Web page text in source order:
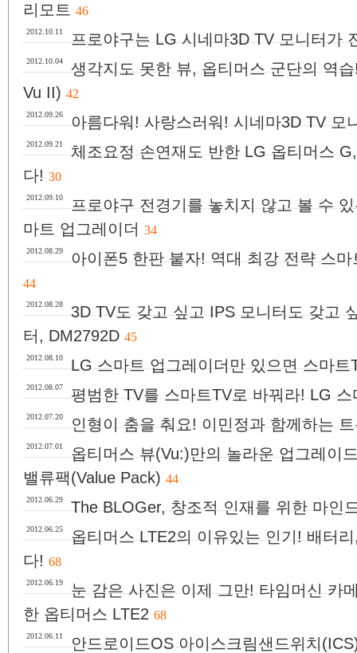
리모트 46
2012.10.11 프로야구는 LG 시네마3D TV 모니터가
2012.10.04
생각지도 못한 뷰, 옵티머스 군단의 역
Vu II) 42
2012.09.26 아름다워! 사랑스러워! 시네마3D TV 모
2012.09.21
체조요정 손연재도 반한 LG 옵티머스
다! 30
2012.09.10
프로야구 전경기를 놓치지 않고 볼 수
마트 업그레이더 34
2012.08.29 아이폰5 한판 붙자! 역대 최강 전략 스
44
2012.08.28
3D TV도 갖고 싶고 IPS 모니터도 갖고
터, DM2792D 45
2012.08.10 LG 스마트 업그레이더만 있으면 스마트
2012.08.07 평범한 TV를 스마트TV로 바꿔라! LG
2012.07.20 인형이 춤을 춰요! 이민정과 함께하는
2012.07.01
옵티머스 뷰(Vu:)만의 놀라운 업그레이
밸류팩(Value Pack) 44
2012.06.29 The BLOGer, 창조적 인재를 위한 마인
2012.06.25
옵티머스 LTE2의 이유있는 인기! 배터
다! 68
2012.06.19
눈 감은 사진은 이제 그만! 타임머신 카
한 옵티머스 LTE2 68
2012.06.11
안드로이드OS 아이스크림샌드위치